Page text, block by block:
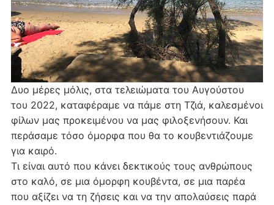
Δυο μέρες μόλις, στα τελειώματα του Αυγούστου
του 2022, καταφέραμε να πάμε στη Τζιά, καλεσμένοι
φίλων μας προκειμένου να μας φιλοξενήσουν. Και
περάσαμε τόσο όμορφα που θα το κουβεντιάζουμε
για καιρό.
Τι είναι αυτό που κάνει δεκτικούς τους ανθρώπους
στο καλό, σε μια όμορφη κουβέντα, σε μια παρέα
που αξίζει να τη ζήσεις και να την απολαύσεις παρά